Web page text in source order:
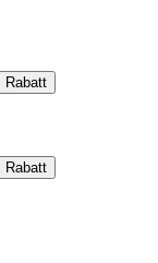
Rabatt
Rabatt